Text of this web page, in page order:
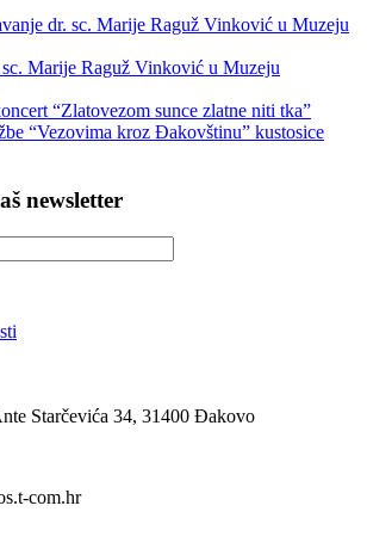
dr. sc. Marije Raguž Vinković u Muzeju
sc. Marije Raguž Vinković u Muzeju
“Zlatovezom sunce zlatne niti tka”
“Vezovima kroz Đakovštinu” kustosice
newsletter
Starčevića 34, 31400 Đakovo
com.hr